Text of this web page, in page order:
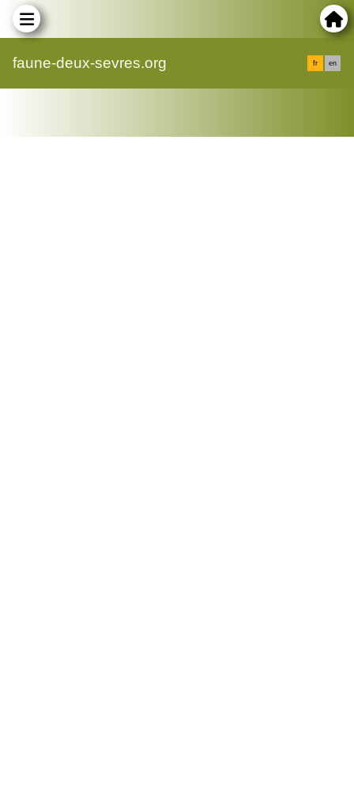
faune-deux-sevres.org fr en